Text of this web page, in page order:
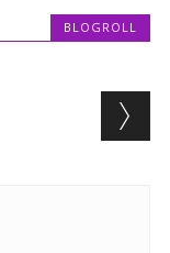
BLOGROLL